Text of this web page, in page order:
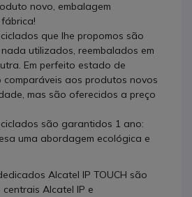
novo, embalagem
que lhe propomos são
utilizados, reembalados em
Em perfeito estado de
comparáveis aos produtos novos
mas são oferecidos a preço
são garantidos 1 ano:
uma abordagem ecológica e
Alcatel IP TOUCH são
Alcatel IP e